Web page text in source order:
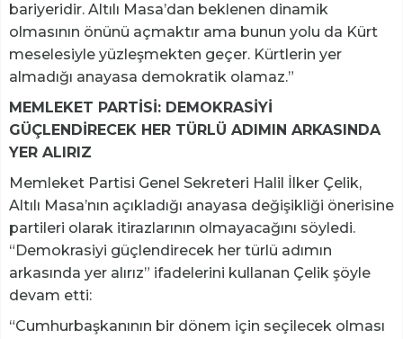
bariyeridir. Altılı Masa’dan beklenen dinamik
olmasının önünü açmaktır ama bunun yolu da Kürt
meselesiyle yüzleşmekten geçer. Kürtlerin yer
almadığı anayasa demokratik olamaz.”
MEMLEKET PARTİSİ: DEMOKRASİYİ
GÜÇLENDİRECEK HER TÜRLÜ ADIMIN ARKASINDA
YER ALIRIZ
Memleket Partisi Genel Sekreteri Halil İlker Çelik,
Altılı Masa’nın açıkladığı anayasa değişikliği önerisine
partileri olarak itirazlarının olmayacağını söyledi.
“Demokrasiyi güçlendirecek her türlü adımın
arkasında yer alırız” ifadelerini kullanan Çelik şöyle
devam etti:
“Cumhurbaşkanının bir dönem için seçilecek olması